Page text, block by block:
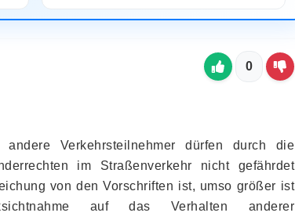
0
andere Verkehrsteilnehmer dürfen durch die
im Straßenverkehr nicht gefährdet
von den Vorschriften ist, umso größer ist
auf das Verhalten anderer